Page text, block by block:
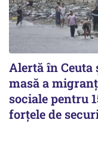
Alertă în Ceuta
masă a
sociale pentru
forțele de